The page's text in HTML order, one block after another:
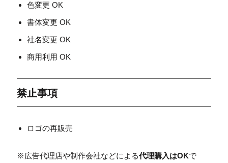
色変更 OK
書体変更 OK
社名変更 OK
商用利用 OK
禁止事項
ロゴの再販売
※広告代理店や制作会社などによる代理購入はOKで